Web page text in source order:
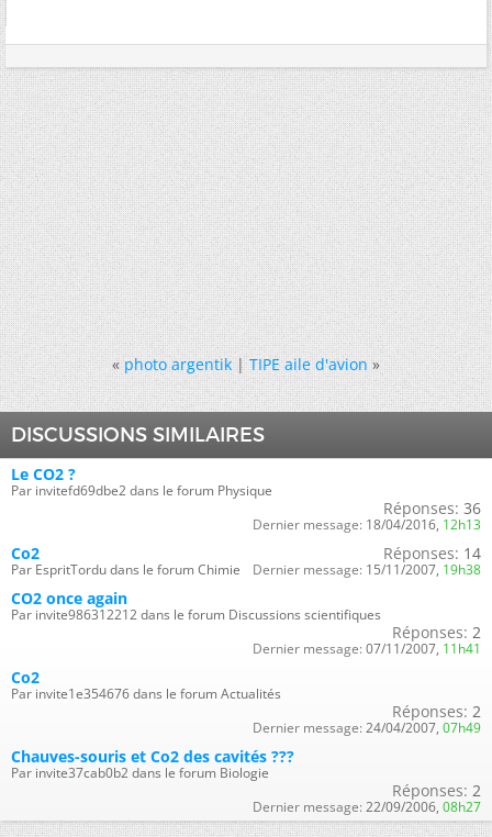
« photo argentik|TIPE aile d'avion »
DISCUSSIONS SIMILAIRES
Le CO2 ?
Par invitefd69dbe2 dans le forum Physique
Réponses: 36
Dernier message: 18/04/2016, 12h13
Co2
Par EspritTordu dans le forum Chimie
Réponses: 14
Dernier message: 15/11/2007, 19h38
CO2 once again
Par invite986312212 dans le forum Discussions scientifiques
Réponses: 2
Dernier message: 07/11/2007, 11h41
Co2
Par invite1e354676 dans le forum Actualités
Réponses: 2
Dernier message: 24/04/2007, 07h49
Chauves-souris et Co2 des cavités ???
Par invite37cab0b2 dans le forum Biologie
Réponses: 2
Dernier message: 22/09/2006, 08h27